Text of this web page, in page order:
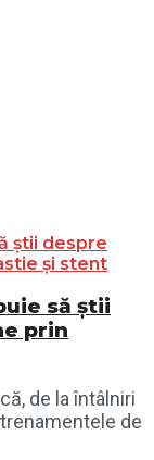
să știi
prin
de la întâlniri
de